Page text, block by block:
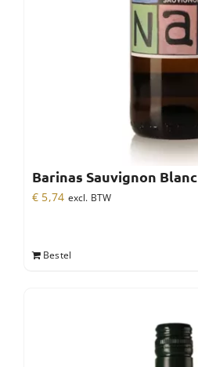
Barinas Sauvignon Blanc
€ 5,74 excl. BTW
Bestel